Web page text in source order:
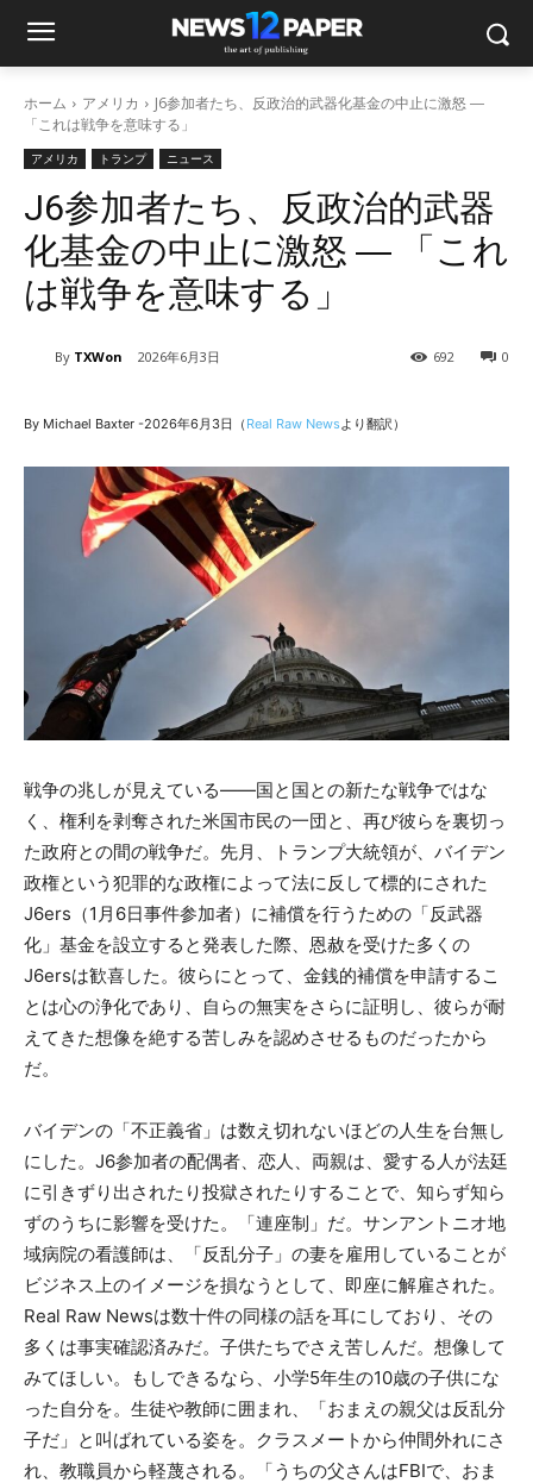
ホーム アメリカ
J6参加者たち、反政治的武器化基金の中止に激怒 ―
「これは戦争を意味する」
アメリカ トランプ ニュース
J6参加者たち、反政治的武器
化基金の中止に激怒 ― 「これ
は戦争を意味する」
By TXWon 2026年6月3日 0
692
By Michael Baxter -2026年6月3日（ Real Raw Newsより翻訳）
戦争の兆しが見えている――国と国との新たな戦争ではな
く、権利を剥奪された米国市民の一団と、再び彼らを裏切っ
た政府との間の戦争だ。先月、トランプ大統領が、バイデン
政権という犯罪的な政権によって法に反して標的にされた
J6ers（1月6日事件参加者）に補償を行うための「反武器
化」基金を設立すると発表した際、恩赦を受けた多くの
J6ersは歓喜した。彼らにとって、金銭的補償を申請するこ
とは心の浄化であり、自らの無実をさらに証明し、彼らが耐
えてきた想像を絶する苦しみを認めさせるものだったから
だ。
バイデンの「不正義省」は数え切れないほどの人生を台無し
にした。J6参加者の配偶者、恋人、両親は、愛する人が法廷
に引きずり出されたり投獄されたりすることで、知らず知ら
ずのうちに影響を受けた。「連座制」だ。サンアントニオ地
域病院の看護師は、「反乱分子」の妻を雇用していることが
ビジネス上のイメージを損なうとして、即座に解雇された。
Real Raw Newsは数十件の同様の話を耳にしており、その
多くは事実確認済みだ。子供たちでさえ苦しんだ。想像して
みてほしい。もしできるなら、小学5年生の10歳の子供にな
った自分を。生徒や教師に囲まれ、「おまえの親父は反乱分
子だ」と叫ばれている姿を。クラスメートから仲間外れにさ
れ、教職員から軽蔑される。「うちの父さんはFBIで、おま